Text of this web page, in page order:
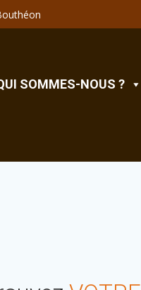
SOMMES-NOUS ?